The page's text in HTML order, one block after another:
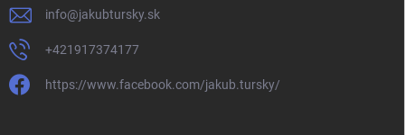
info@jakubtursky.sk
+421917374177
https://www.facebook.com/jakub.tursky/